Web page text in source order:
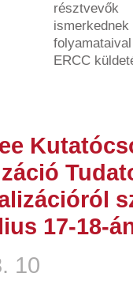
résztvevők
ERCC
17-18-
10